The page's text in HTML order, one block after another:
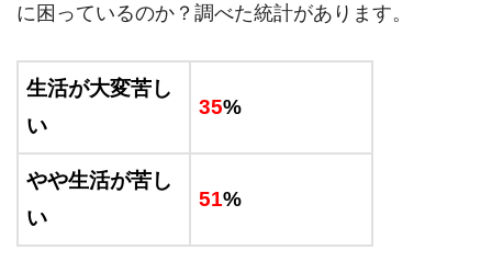
に困っているのか？調べた統計があります。
生活が大変苦し
い
35%
やや生活が苦し
い
51%